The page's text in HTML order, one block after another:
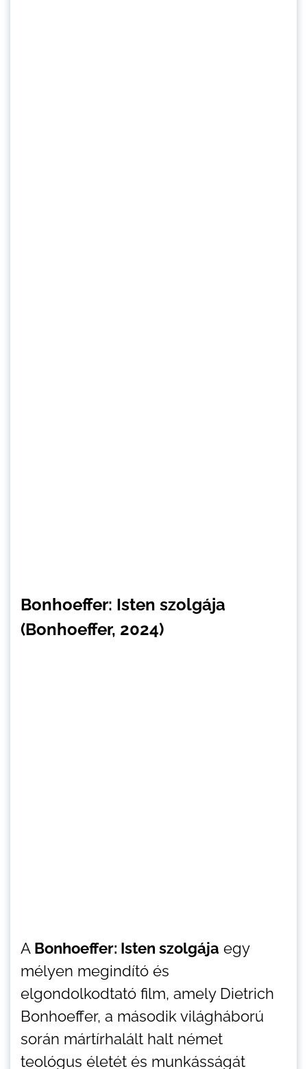
Bonhoeffer: Isten szolgája
(Bonhoeffer, 2024)
A Bonhoeffer: Isten szolgája egy
mélyen megindító és
elgondolkodtató film, amely Dietrich
Bonhoeffer, a második világháború
során mártírhalált halt német
teológus életét és munkásságát